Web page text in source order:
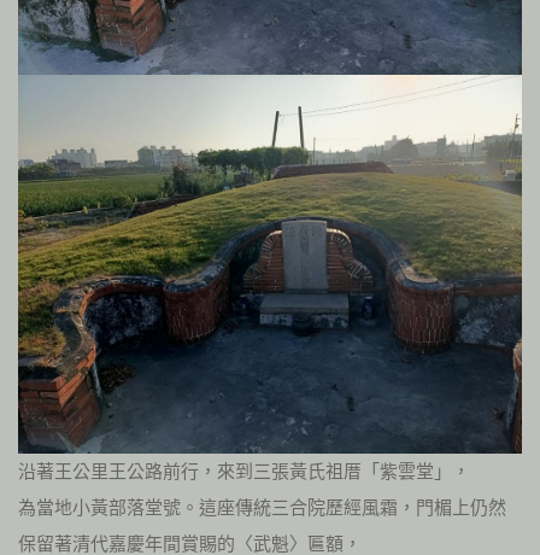
沿著王公里王公路前行，來到三張黃氏祖厝「紫雲堂」，
為當地小黃部落堂號。這座傳統三合院歷經風霜，門楣上仍然
保留著清代嘉慶年間賞賜的〈武魁〉匾額，